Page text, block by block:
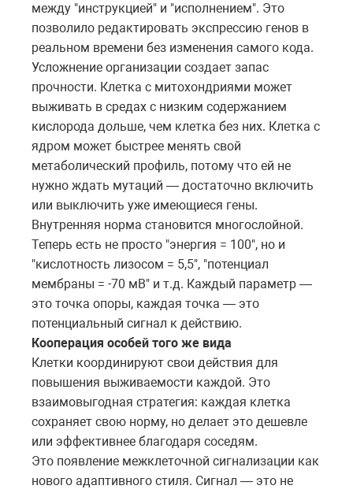
между "инструкцией" и "исполнением". Это
позволило редактировать экспрессию генов в
реальном времени без изменения самого кода.
Усложнение организации создает запас
прочности. Клетка с митохондриями может
выживать в средах с низким содержанием
кислорода дольше, чем клетка без них. Клетка с
ядром может быстрее менять свой
метаболический профиль, потому что ей не
нужно ждать мутаций — достаточно включить
или выключить уже имеющиеся гены.
Внутренняя норма становится многослойной.
Теперь есть не просто "энергия = 100", но и
"кислотность лизосом = 5,5", "потенциал
мембраны = -70 мВ" и т.д. Каждый параметр —
это точка опоры, каждая точка — это
потенциальный сигнал к действию.
Кооперация особей того же вида
Клетки координируют свои действия для
повышения выживаемости каждой. Это
взаимовыгодная стратегия: каждая клетка
сохраняет свою норму, но делает это дешевле
или эффективнее благодаря соседям.
Это появление межклеточной сигнализации как
нового адаптивного стиля. Сигнал — это не